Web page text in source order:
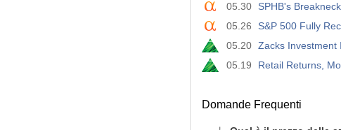
05.30
SPHB's
05.26
S&P 500 Fully
05.20 Zacks Investment
05.19
Retail Returns,
Domande Frequenti